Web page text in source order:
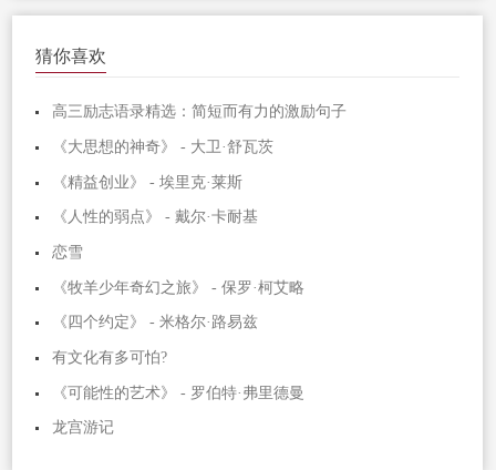
猜你喜欢
高三励志语录精选：简短而有力的激励句子
《大思想的神奇》 - 大卫·舒瓦茨
《精益创业》 - 埃里克·莱斯
《人性的弱点》 - 戴尔·卡耐基
恋雪
《牧羊少年奇幻之旅》 - 保罗·柯艾略
《四个约定》 - 米格尔·路易兹
有文化有多可怕?
《可能性的艺术》 - 罗伯特·弗里德曼
龙宫游记